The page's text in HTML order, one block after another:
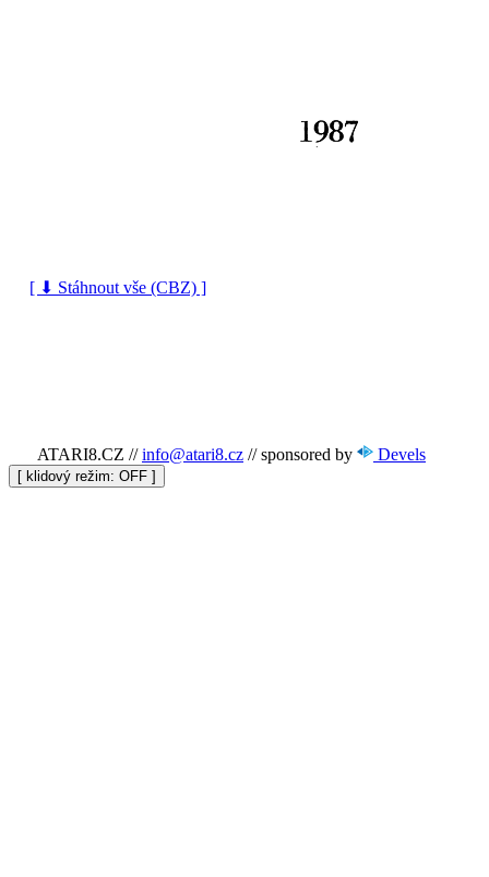
[ ⬇ Stáhnout vše (CBZ) ]
ATARI8.CZ // info@atari8.cz // sponsored by Devels
[ klidový režim: ]